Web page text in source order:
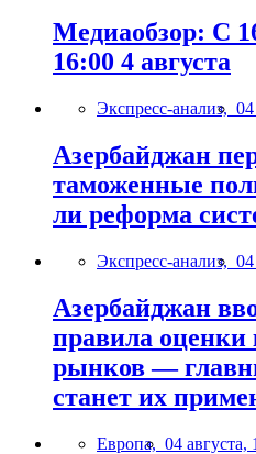
Медиаобзор: С
16:00 4 августа
Экспресс-анализ,
Азербайджан
таможенные
ли реформа
Экспресс-анализ,
Азербайджан
правила оценки
рынков —
станет их
Европа, 04 августа,